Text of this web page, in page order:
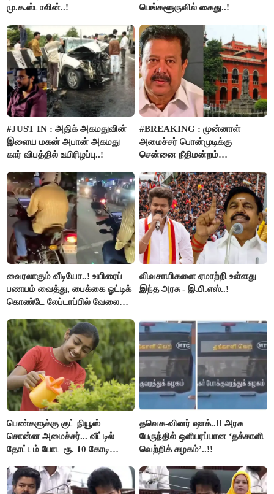
மு.க.ஸ்டாலின்..!
பெங்களூருவில் கைது..!
#JUST IN : அதிக் அகமதுவின்
இளைய மகன் அபான் அகமது
கார் விபத்தில் உயிரிழப்பு..!
#BREAKING : முன்னாள்
அமைச்சர் பொன்முடிக்கு
சென்னை நீதிமன்றம்
வைரலாகும் வீடியோ..! உயிரைப்
பணயம் வைத்து, பைக்கை ஓட்டிக்
கொண்டே லேப்டாப்பில் வேலை
விவசாயிகளை ஏமாற்றி உள்ளது
இந்த அரசு - இ.பி.எஸ்..!
பெண்களுக்கு குட் நியூஸ்
சொன்ன அமைச்சர்... வீட்டில்
தோட்டம் போட ரூ. 10 கோடி
தவெக-வினர் ஷாக்..!! அரசு
பேருந்தில் ஒளிபரப்பான ‘தக்காளி
வெற்றிக் கழகம்’..!!